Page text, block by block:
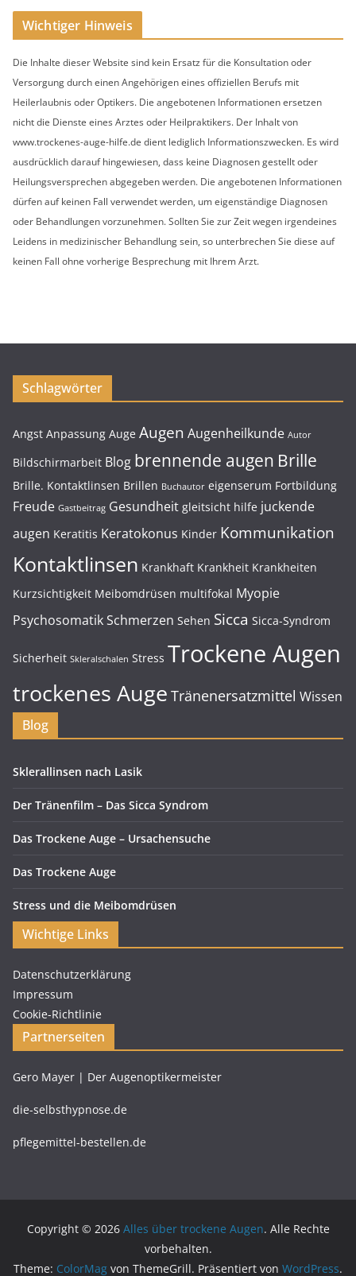
c
v
Wichtiger Hinweis
Die Inhalte dieser Website sind kein Ersatz für die Konsultation oder
Versorgung durch einen Angehörigen eines offiziellen Berufs mit
Heilerlaubnis oder Optikers. Die angebotenen Informationen ersetzen
nicht die Dienste eines Arztes oder Heilpraktikers. Der Inhalt von
www.trockenes-auge-hilfe.de dient lediglich Informationszwecken. Es wird
ausdrücklich darauf hingewiesen, dass keine Diagnosen gestellt oder
Heilungsversprechen abgegeben werden. Die angebotenen Informationen
dürfen auf keinen Fall verwendet werden, um eigenständige Diagnosen
oder Behandlungen vorzunehmen. Sollten Sie zur Zeit wegen irgendeines
Leidens in medizinischer Behandlung sein, so unterbrechen Sie diese auf
keinen Fall ohne vorherige Besprechung mit Ihrem Arzt.
Schlagwörter
Angst Anpassung Auge Augen Augenheilkunde Autor
Bildschirmarbeit Blog brennende augen Brille
Brille. Kontaktlinsen Brillen Buchautor eigenserum Fortbildung
Freude Gastbeitrag Gesundheit gleitsicht hilfe juckende
augen Keratitis Keratokonus Kinder Kommunikation
Kontaktlinsen Krankhaft Krankheit Krankheiten
Kurzsichtigkeit Meibomdrüsen multifokal Myopie
PsychosomatikSchmerzen Sehen Sicca Sicca-Syndrom
Sicherheit Skleralschalen Stress Trockene Augen
trockenes Auge Tränenersatzmittel Wissen
Blog
Sklerallinsen nach Lasik
Der Tränenfilm – Das Sicca Syndrom
Das Trockene Auge – Ursachensuche
Das Trockene Auge
Stress und die Meibomdrüsen
Wichtige Links
Datenschutzerklärung
Impressum
Cookie-Richtlinie
Partnerseiten
Gero Mayer | Der Augenoptikermeister
die-selbsthypnose.de
pflegemittel-bestellen.de
Copyright © 2026 Alles über trockene Augen. Alle Rechte
vorbehalten.
Theme: ColorMag von ThemeGrill. Präsentiert von WordPress.